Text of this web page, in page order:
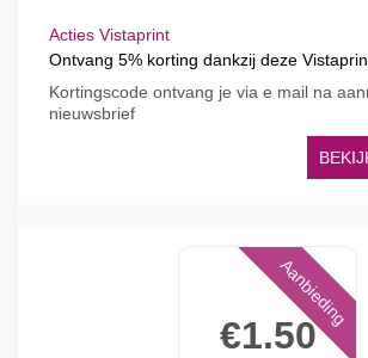
Acties Vistaprint
Ontvang 5% korting dankzij deze
Kortingscode ontvang je via e mail na
nieuwsbrief
€1.50
Aanbieding